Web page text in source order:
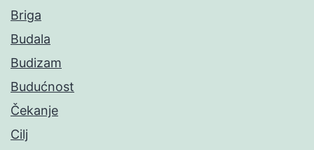
Briga
Budala
Budizam
Budućnost
Čekanje
Cilj